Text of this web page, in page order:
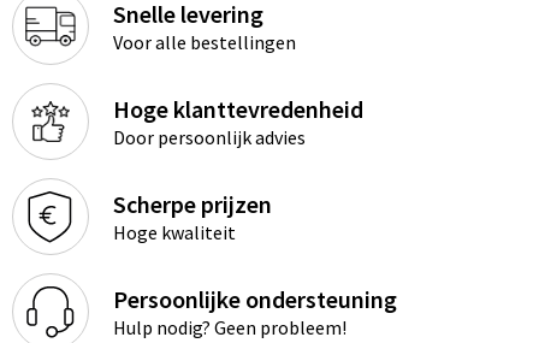
Snelle levering
Voor alle bestellingen
Hoge klanttevredenheid
Door persoonlijk advies
Scherpe prijzen
Hoge kwaliteit
Persoonlijke ondersteuning
Hulp nodig? Geen probleem!